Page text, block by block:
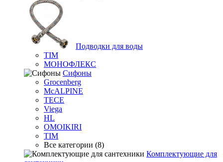
Подводки для воды
TIM
МОНОФЛЕКС
Сифоны
Grocenberg
McALPINE
TECE
Viega
HL
OMOIKIRI
TIM
Все категории (8)
Комплектующие для